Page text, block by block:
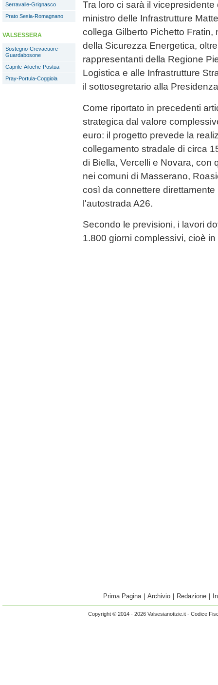
Serravalle-Grignasco
Prato Sesia-Romagnano
VALSESSERA
Sostegno-Crevacuore-
Guardabosone
Caprile-Ailoche-Postua
Pray-Portula-Coggiola
Tra loro ci sarà il
ministro delle Infrastrutture
collega Gilberto Pichetto Fratin,
della Sicurezza Energetica,
rappresentanti della Regione
Logistica e alle Infrastrutture
il sottosegretario alla
Come riportato in precedenti
strategica dal valore
euro: il progetto prevede la
collegamento stradale di circa
di Biella, Vercelli e Novara, con
nei comuni di Masserano,
così da connettere
l'autostrada A26.
Secondo le previsioni, i lavori
1.800 giorni complessivi, cioè
Prima Pagina Archivio Redazione
Copyright © 2014 - 2026 Valsesianotizie.it - Codice